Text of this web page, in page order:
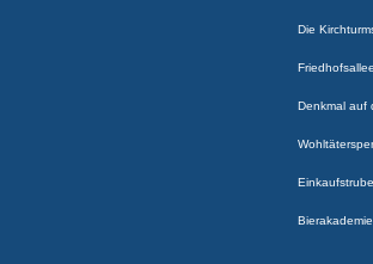
Die
Denkmal auf
Bierakademie